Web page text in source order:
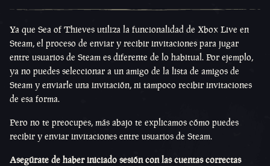
Ya que Sea of Thieves utiliza la funcionalidad de Xbox Live en
Steam, el proceso de enviar y recibir invitaciones para jugar
entre usuarios de Steam es diferente de lo habitual. Por ejemplo,
ya no puedes seleccionar a un amigo de la lista de amigos de
Steam y enviarle una invitación, ni tampoco recibir invitaciones
de esa forma.
Pero no te preocupes, más abajo te explicamos cómo puedes
recibir y enviar invitaciones entre usuarios de Steam.
Asegúrate de haber iniciado sesión con las cuentas correctas